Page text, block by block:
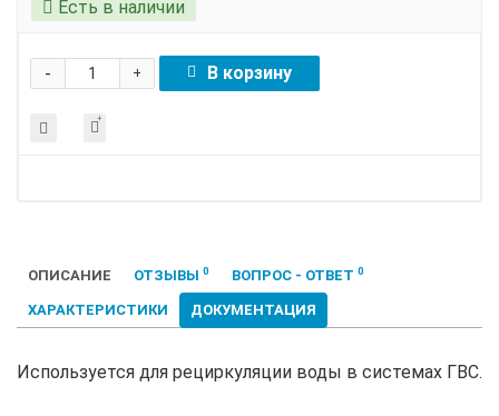
Есть в наличии
+
- В корзину
ОПИСАНИЕ ОТЗЫВЫ 0 ВОПРОС - ОТВЕТ 0
ХАРАКТЕРИСТИКИ ДОКУМЕНТАЦИЯ
Используется для рециркуляции воды в системах ГВС.